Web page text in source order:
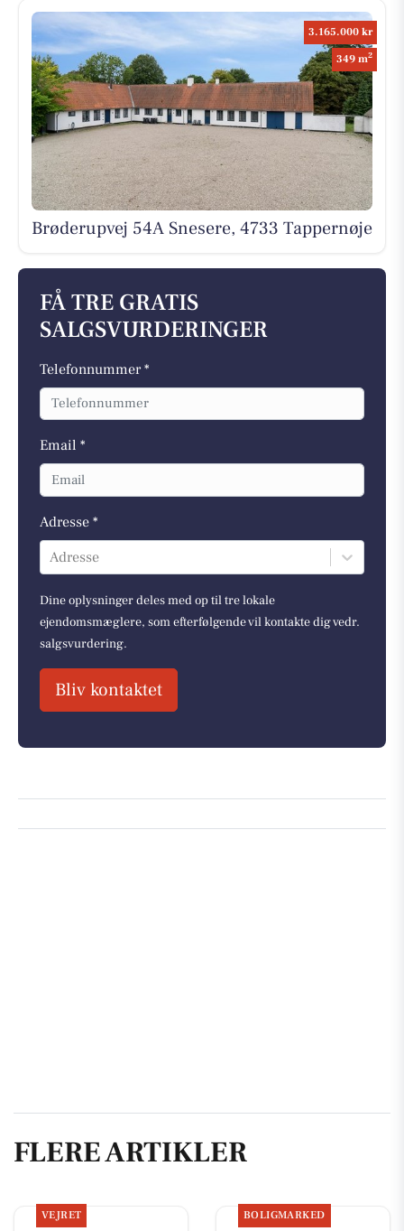
3.165.000 kr
349 m2
Brøderupvej 54A Snesere, 4733 Tappernøje
FÅ TRE GRATIS
SALGSVURDERINGER
Telefonnummer *
Email *
Adresse *
Adresse
Dine oplysninger deles med op til tre lokale
ejendomsmæglere, som efterfølgende vil kontakte dig vedr.
salgsvurdering.
Bliv kontaktet
FLERE ARTIKLER
VEJRET BOLIGMARKED